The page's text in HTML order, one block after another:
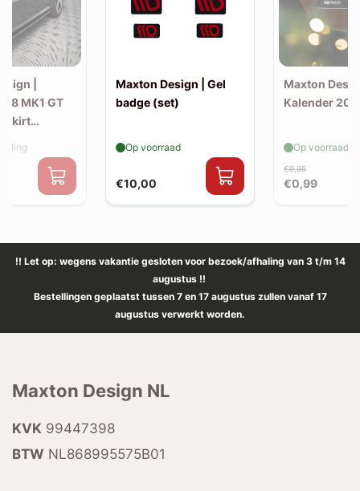
|
MK1 GT
skirt
Maxton Design | Gel
badge (set)
€10,00
Op voorraad
Maxton
Kalender
€9,95
€0,99
Op voorraad
!! Let op: wegens vakantie gesloten voor bezoek/afhaling van 3 t/m 14
augustus !!
Bestellingen geplaatst tussen 7 en 17 augustus zullen vanaf 17
augustus verwerkt worden.
Maxton Design NL
KVK 99447398
BTW NL868995575B01